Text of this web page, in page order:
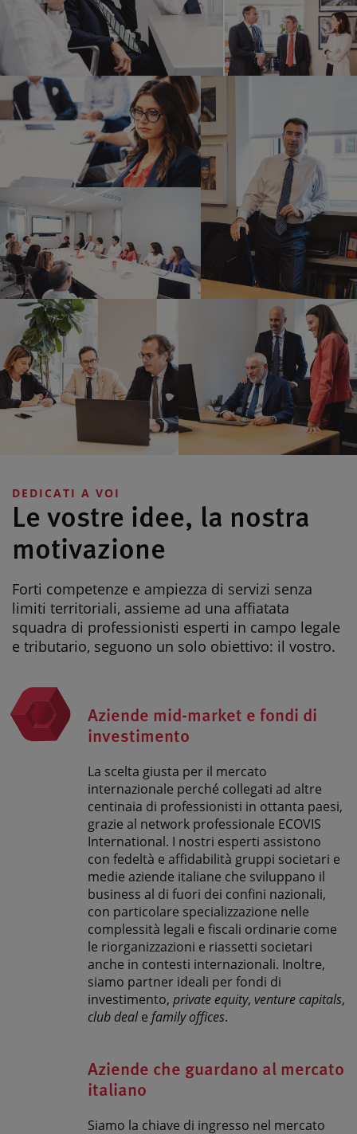
DEDICATI A VOI
Le vostre idee, la nostra
motivazione
Forti competenze e ampiezza di servizi senza
limiti territoriali, assieme ad una affiatata
squadra di professionisti esperti in campo legale
e tributario, seguono un solo obiettivo: il vostro.
Aziende mid-market e fondi di
investimento
La scelta giusta per il mercato
internazionale perché collegati ad altre
centinaia di professionisti in ottanta paesi,
grazie al network professionale ECOVIS
International. I nostri esperti assistono
con fedeltà e affidabilità gruppi societari e
medie aziende italiane che sviluppano il
business al di fuori dei confini nazionali,
con particolare specializzazione nelle
complessità legali e fiscali ordinarie come
le riorganizzazioni e riassetti societari
anche in contesti internazionali. Inoltre,
siamo partner ideali per fondi di
investimento, private equity, venture capitals,
club deale family offices.
Aziende che guardano al mercato
italiano
Siamo la chiave di ingresso nel mercato